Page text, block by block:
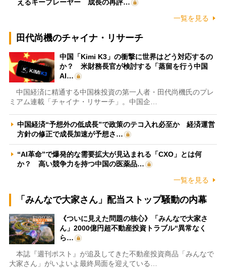
えるキープレーヤー 成長の再評…
一覧を見る
田代尚機のチャイナ・リサーチ
中国「Kimi K3」の衝撃に世界はどう対応するの
か？ 米財務長官が検討する「蒸留を行う中国
AI…
中国経済に精通する中国株投資の第一人者・田代尚機氏のプレ
ミアム連載「チャイナ・リサーチ」。中国企…
中国経済“予想外の低成長”で政策のテコ入れ必至か 経済運営
方針の修正で成長加速が予想さ…
“AI革命”で爆発的な需要拡大が見込まれる「CXO」とは何
か？ 高い競争力を持つ中国の医薬品…
一覧を見る
「みんなで大家さん」配当ストップ騒動の内幕
《ついに見えた問題の核心》「みんなで大家さ
ん」2000億円超不動産投資トラブル“異常なく
ら…
本誌『週刊ポスト』が追及してきた不動産投資商品「みんなで
大家さん」がいよいよ最終局面を迎えている…